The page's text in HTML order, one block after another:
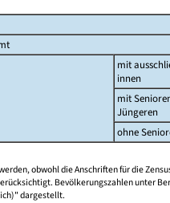
mit
innen
mit
Jüngeren
ohne
obwohl die Anschriften für die
Bevölkerungszahlen unter
dargestellt.